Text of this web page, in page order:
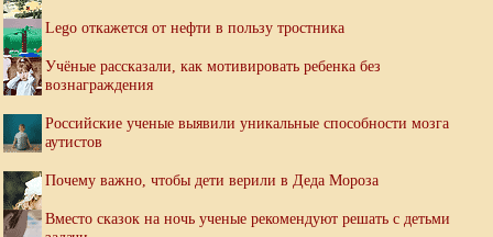
Lego откажется от нефти в пользу тростника
Учёные рассказали, как мотивировать ребенка без
вознаграждения
Российские ученые выявили уникальные способности мозга
аутистов
Почему важно, чтобы дети верили в Деда Мороза
Вместо сказок на ночь ученые рекомендуют решать с детьми